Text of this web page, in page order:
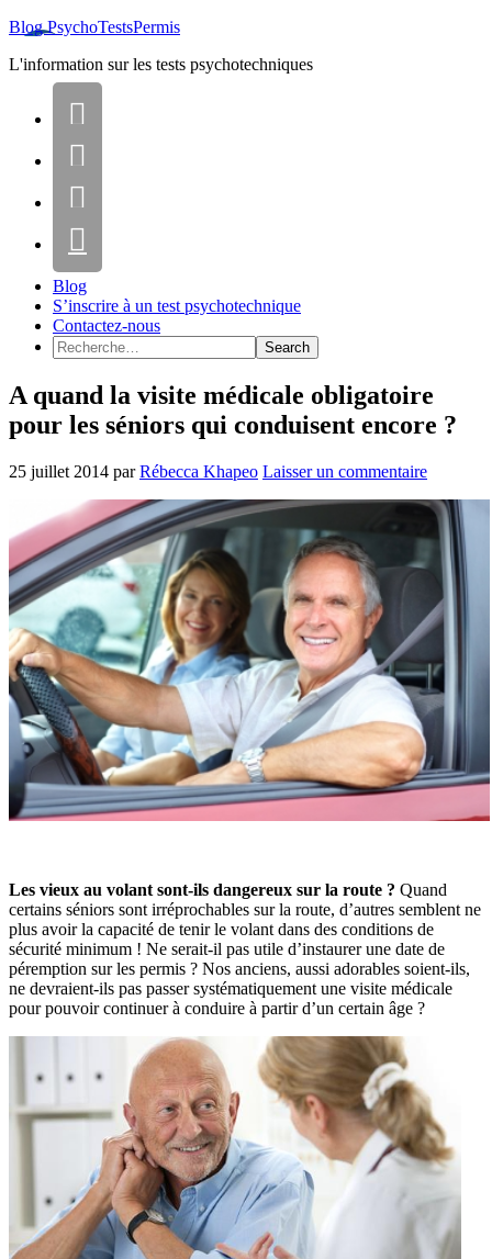
Blog PsychoTestsPermis
L'information sur les tests psychotechniques




Blog
S’inscrire à un test psychotechnique
Contactez-nous
A quand la visite médicale obligatoire
pour les séniors qui conduisent encore ?
25 juillet 2014 parRébecca Khapeo Laisser un commentaire
Les vieux au volant sont-ils dangereux sur la route ? Quand
certains séniors sont irréprochables sur la route, d’autres semblent ne
plus avoir la capacité de tenir le volant dans des conditions de
sécurité minimum ! Ne serait-il pas utile d’instaurer une date de
péremption sur les permis ? Nos anciens, aussi adorables soient-ils,
ne devraient-ils pas passer systématiquement une visite médicale
pour pouvoir continuer à conduire à partir d’un certain âge ?